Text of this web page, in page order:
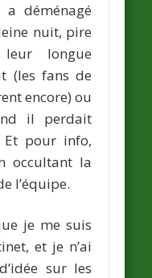
a déménagé
nuit, pire
longue
(les fans de
encore) ou
il perdait
Et pour info,
occultant la
l’équipe.
je me suis
et je n’ai
sur les